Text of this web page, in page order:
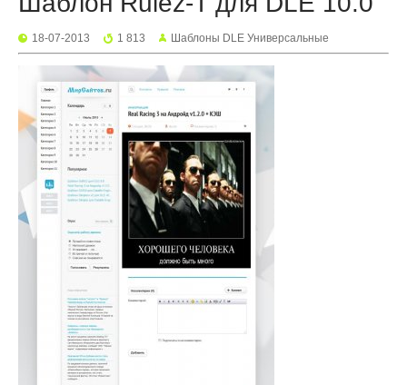
18-07-2013 1 813 Шаблоны DLE Универсальные